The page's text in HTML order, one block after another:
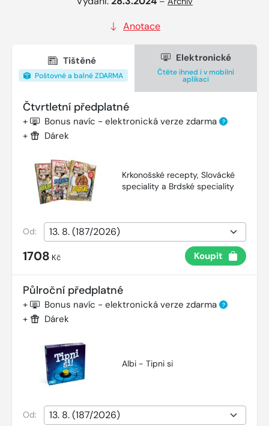
Anotace
Tištěné
Poštovné a balné ZDARMA
Elektronické
Čtěte ihned i v mobilní
aplikaci
Čtvrtletní předplatné
+ Bonus navíc - elektronická verze zdarma ?
+ Dárek
Krkonošské recepty, Slovácké
speciality a Brdské speciality
Od:
1708 Kč Koupit
Půlroční předplatné
+ Bonus navíc - elektronická verze zdarma ?
+ Dárek
Albi - Tipni si
Od: